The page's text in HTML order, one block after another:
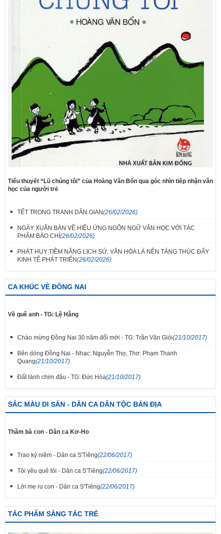
Tiểu thuyết “Lũ chúng tôi” của Hoàng Văn Bổn qua góc nhìn tiếp nhận văn
học của người trẻ
TẾT TRONG TRANH DÂN GIAN(26/02/2026)
NGÀY XUÂN BÀN VỀ HIỆU ỨNG NGÔN NGỮ VĂN HỌC VỚI TÁC
PHẨM BÁO CHÍ (26/02/2026)
PHÁT HUY TIỀM NĂNG LỊCH SỬ, VĂN HÓA LÀ NỀN TẢNG THÚC ĐẨY
KINH TẾ PHÁT TRIỂN(26/02/2026)
CA KHÚC VỀ ĐỒNG NAI
Về quê anh - TG: Lệ Hằng
Chào mừng Đồng Nai 30 năm đổi mới - TG: Trần Văn Giỏi(21/10/2017)
Bên dòng Đồng Nai - Nhạc: Nguyễn Thọ; Thơ: Phạm Thanh
Quang(21/10/2017)
Đất lành chim đậu - TG: Đức Hòa(21/10/2017)
SẮC MÀU DI SẢN - DÂN CA DÂN TỘC BẢN ĐỊA
Thăm bà con - Dân ca Kơ-Ho
Trao kỷ niệm - Dân ca S'Tiêng(22/06/2017)
Tôi yêu quê tôi - Dân ca S'Tiêng(22/06/2017)
Lời mẹ ru con - Dân ca S'Tiêng(22/06/2017)
TÁC PHẨM SÁNG TÁC TRẺ